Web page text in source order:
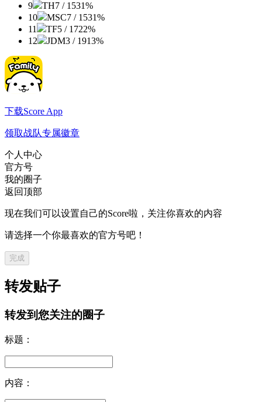
9
TH7 / 1531%
10
MSC7 / 1531%
11
TF5 / 1722%
12
JDM3 / 1913%
下载Score App
领取战队专属徽章
个人中心
官方号
我的圈子
返回顶部
现在我们可以设置自己的Score啦，关注你喜欢的内容
请选择一个你最喜欢的官方号吧！
完成
转发贴子
转发到您关注的圈子
标题：
内容：